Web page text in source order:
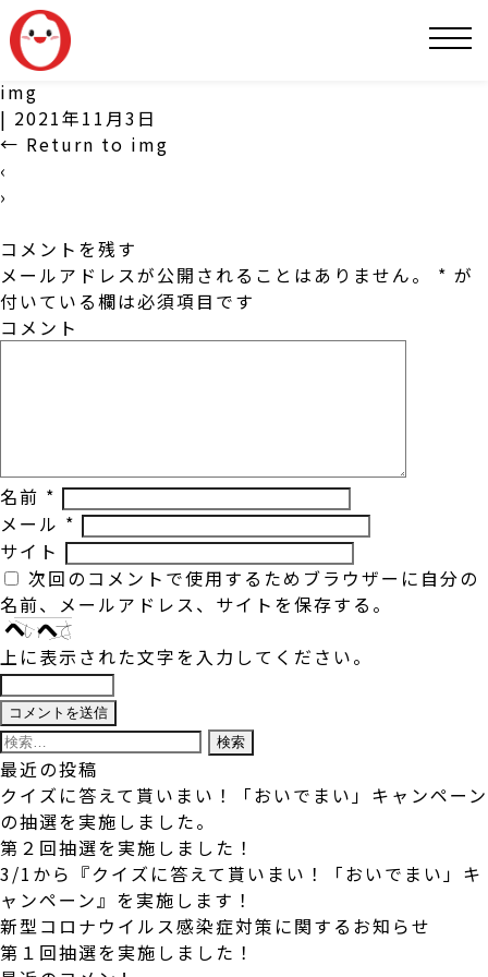
img
| 2021年11月3日
← Return to img
‹
›
コメントを残す
メールアドレスが公開されることはありません。
* が
付いている欄は必須項目です
コメント
名前 *
メール *
サイト
次回のコメントで使用するためブラウザーに自分の
名前、メールアドレス、サイトを保存する。
上に表示された文字を入力してください。
検
索:
最近の投稿
クイズに答えて貰いまい！「おいでまい」キャンペーン
の抽選を実施しました。
第２回抽選を実施しました！
3/1から『クイズに答えて貰いまい！「おいでまい」キ
ャンペーン』を実施します！
新型コロナウイルス感染症対策に関するお知らせ
第１回抽選を実施しました！